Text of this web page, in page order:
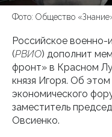
Фото: Общество
Российское
(РВИО) дополнит
фронт» в Красном
князя Игоря. Об
экономического
заместитель
Овсиенко.